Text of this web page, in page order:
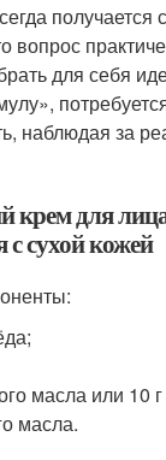
получается
вопрос
для себя
наблюдая за
для
с сухой кожей
масла или 10
масла.